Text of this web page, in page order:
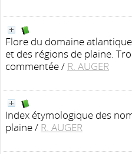
Flore du domaine
et des régions de plaine.
commentée/ R. AUGER
Index étymologique des
plaine/ R. AUGER